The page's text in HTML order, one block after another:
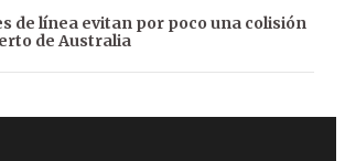
de línea evitan por poco una colisión
de Australia